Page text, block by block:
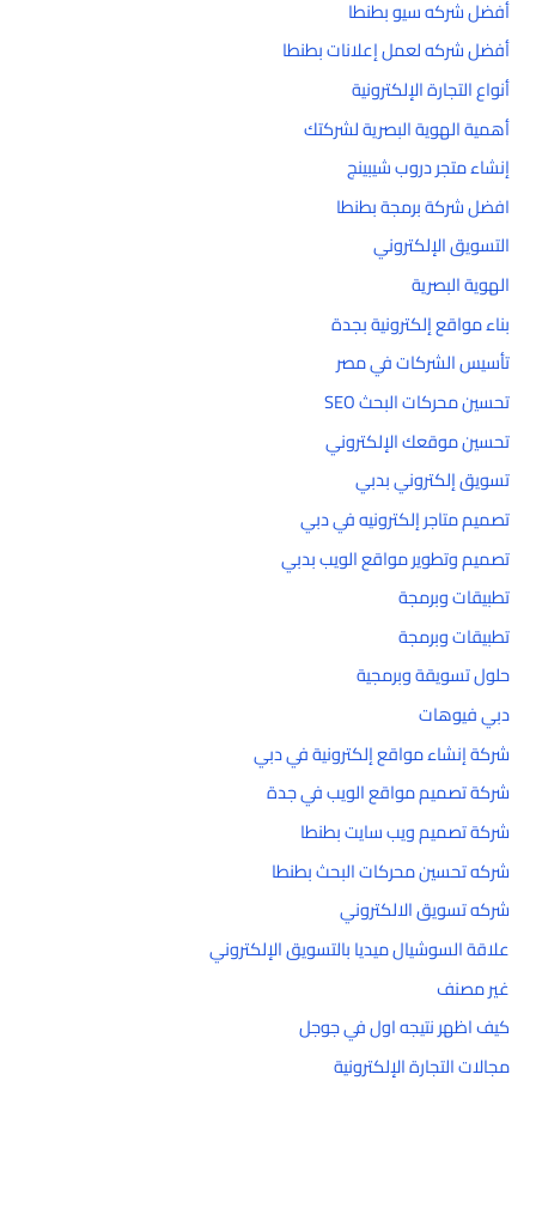
أفضل شركه سيو بطنطا
أفضل شركه لعمل إعلانات بطنطا
أنواع التجارة الإلكترونية
أهمية الهوية البصرية لشركتك
إنشاء متجر دروب شيبينج
افضل شركة برمجة بطنطا
التسويق الإلكتروني
الهوية البصرية
بناء مواقع إلكترونية بجدة
تأسيس الشركات في مصر
تحسين محركات البحث SEO
تحسين موقعك الإلكتروني
تسويق إلكتروني بدبي
تصميم متاجر إلكترونيه في دبي
تصميم وتطوير مواقع الويب بدبي
تطبيقات وبرمجة
تطبيقات وبرمجة
حلول تسويقة وبرمجية
دبي فيوهات
شركة إنشاء مواقع إلكترونية في دبي
شركة تصميم مواقع الويب في جدة
شركة تصميم ويب سايت بطنطا
شركه تحسين محركات البحث بطنطا
شركه تسويق الالكتروني
علاقة السوشيال ميديا بالتسويق الإلكتروني
غير مصنف
كيف اظهر نتيجه اول في جوجل
مجالات التجارة الإلكترونية